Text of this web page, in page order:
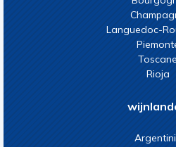
Languedoc-
Toscane
Rioja